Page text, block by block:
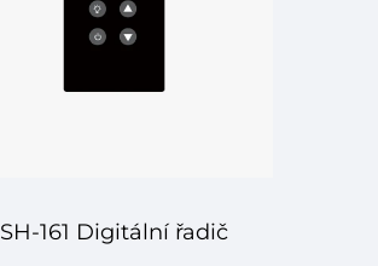
SH-161 Digitální řadič